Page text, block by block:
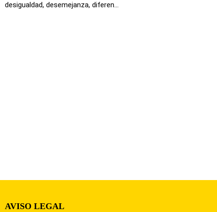
desigualdad, desemejanza, diferen...
AVISO LEGAL